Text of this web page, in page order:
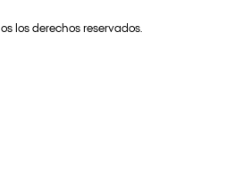
los derechos reservados.